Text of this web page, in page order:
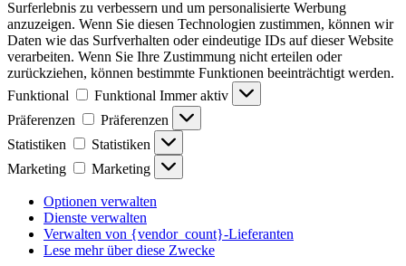
Surferlebnis zu verbessern und um personalisierte Werbung
anzuzeigen. Wenn Sie diesen Technologien zustimmen, können wir
Daten wie das Surfverhalten oder eindeutige IDs auf dieser Website
verarbeiten. Wenn Sie Ihre Zustimmung nicht erteilen oder
zurückziehen, können bestimmte Funktionen beeinträchtigt werden.
Funktional
Funktional Immer aktiv
Präferenzen
Präferenzen
Statistiken
Statistiken
Marketing
Marketing
Optionen verwalten
Dienste verwalten
Verwalten von {vendor_count}-Lieferanten
Lese mehr über diese Zwecke